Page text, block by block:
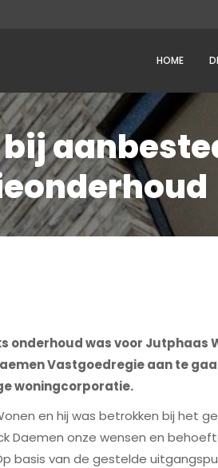
HOME
onderhoud was voor Jutphaas
Vastgoedregie aan te
woningcorporatie.
en hij was betrokken bij het
Daemen onze wensen en
basis van de gestelde